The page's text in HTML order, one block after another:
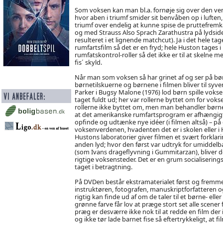
Som voksen kan man bl.a. fornøje sig over den
hvor aben i triumf smider sit benvåben op i
triumf over endelig at kunne spise de
og med Strauss Also Sprach Zarathustra på
resulteret i et lignende matchcut). Ja i det hele
rumfartsfilm så det er en fryd; hele Huston tages
rumfatskontrol-roller så det ikke er til at skelne
fis´ skyld.
Når man som voksen så har grinet af og ser på
børnetilskuerne og børnene i filmen bliver til
Parker i Bugsy Malone (1976) lod børn spille
taget fuldt ud; her var rollerne byttet om for
rollerne ikke byttet om, men man behandler
at det amerikanske rumfartsprogram er
opfinde og udtænke nye idéer (i filmen altså) –
voksenverdenen, hvadenten det er i skolen eller
Hustons laboratorier giver filmen et svært
anden lyd; hvor den først var udtryk for
(som Ivans drageflyvning i Gummitarzan), bliver
rigtige voksensteder. Det er en grum
taget i betragtning.
På DVDen består ekstramaterialet først og
instruktøren, fotografen, manuskriptforfatteren
rigtig kan finde ud af om de taler til et børne-
grønne farve får lov at præge stort set alle
præg er desværre ikke nok til at redde en film der
og ikke tør lade barnet fise så eftertrykkeligt, at